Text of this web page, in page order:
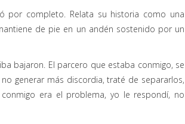
por completo. Relata su historia como una
de pie en un andén sostenido por un
bajaron. El parcero que estaba conmigo, se
generar más discordia, traté de separarlos,
era el problema, yo le respondí, no